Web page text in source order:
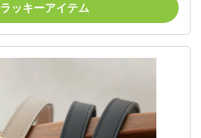
ラッキーアイテム